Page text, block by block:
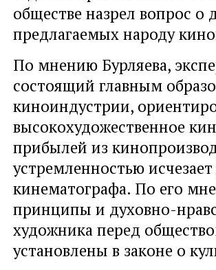
обществе назрел вопрос о
предлагаемых народу
По мнению Бурляева,
состоящий главным
киноиндустрии,
высокохудожественное
прибылей из
устремленностью
кинематографа. По его
принципы и духовно-
художника перед
установлены в законе о